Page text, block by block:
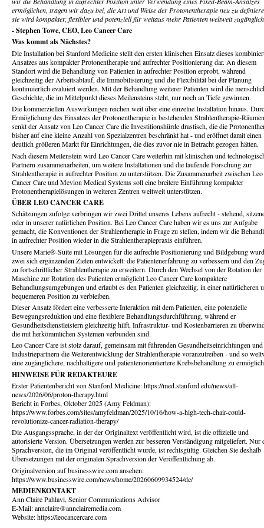
ermöglichen, tragen wir dazu bei, die Art und Weise der Protonentherapie neu zu
sie wird kompakter, flexibler und potenziell für weitaus mehr Patienten weltweit
- Stephen Towe, CEO, Leo Cancer Care
Was kommt als Nächstes?
Die Installation bei Stanford Medicine stellt den ersten klinischen Einsatz dieses
Ansatzes aus kompakter Protonentherapie und aufrechter Positionierung dar. An diesem
Standort wird die Behandlung von Patienten in aufrechter Position erprobt, während
gleichzeitig der Arbeitsablauf, die Immobilisierung und die Flexibilität bei der Planung
kontinuierlich evaluiert werden. Mit der Behandlung weiterer Patienten wird die
Geschichte, die im Mittelpunkt dieses Meilensteins steht, nur noch an Tiefe gewinnen.
Die kommerziellen Auswirkungen reichen weit über eine einzelne Installation hinaus.
Ermöglichung des Einsatzes der Protonentherapie in bestehenden Strahlentherapie-Räumen
senkt der Ansatz von Leo Cancer Care die Investitionshürde drastisch, die die
bisher auf eine kleine Anzahl von Spezialzentren beschränkt hat - und eröffnet damit einen
deutlich größeren Markt für Einrichtungen, die dies zuvor nie in Betracht gezogen hätten.
Nach diesem Meilenstein wird Leo Cancer Care weiterhin mit klinischen und
Partnern zusammenarbeiten, um weitere Installationen und die laufende Forschung zur
Strahlentherapie in aufrechter Position zu unterstützen. Die Zusammenarbeit zwischen Leo
Cancer Care und Mevion Medical Systems soll eine breitere Einführung kompakter
Protonentherapielösungen in weiteren Zentren weltweit unterstützen.
ÜBER LEO CANCER CARE
Schätzungen zufolge verbringen wir zwei Drittel unseres Lebens aufrecht - stehend,
oder in unserer natürlichen Position. Bei Leo Cancer Care haben wir es uns zur Aufgabe
gemacht, die Konventionen der Strahlentherapie in Frage zu stellen, indem wir die
in aufrechter Position wieder in die Strahlentherapiepraxis einführen.
Unsere Marie®-Suite mit Lösungen für die aufrechte Positionierung und Bildgebung
zwei sich ergänzenden Zielen entwickelt: die Patientenerfahrung zu verbessern und den
zu fortschrittlicher Strahlentherapie zu erweitern. Durch den Wechsel von der Rotation der
Maschine zur Rotation des Patienten ermöglicht Leo Cancer Care kompaktere
Behandlungsumgebungen und erlaubt es den Patienten gleichzeitig, in einer natürlicheren
bequemeren Position zu verbleiben.
Dieser Ansatz fördert eine verbesserte Interaktion mit dem Patienten, eine potenzielle
Bewegungsreduktion und eine flexiblere Behandlungsdurchführung, während er
Gesundheitsdienstleistern gleichzeitig hilft, Infrastruktur- und Kostenbarrieren zu
die mit herkömmlichen Systemen verbunden sind.
Leo Cancer Care ist stolz darauf, gemeinsam mit führenden Gesundheitseinrichtungen und
Industriepartnern die Weiterentwicklung der Strahlentherapie voranzutreiben - und so
eine zugänglichere, nachhaltigere und patientenorientiertere Krebsbehandlung zu
HINWEISE FÜR REDAKTEURE
Erster Patientenbericht von Stanford Medicine: https://med.stanford.edu/news/all-
news/2026/06/proton-therapy.html
Bericht in Forbes, Oktober 2025 (Amy Feldman):
https://www.forbes.com/sites/amyfeldman/2025/10/16/how-a-high-tech-chair-could-
revolutionize-cancer-radiation-therapy/
Die Ausgangssprache, in der der Originaltext veröffentlicht wird, ist die offizielle und
autorisierte Version. Übersetzungen werden zur besseren Verständigung mitgeliefert. Nur
Sprachversion, die im Original veröffentlicht wurde, ist rechtsgültig. Gleichen Sie deshalb
Übersetzungen mit der originalen Sprachversion der Veröffentlichung ab.
Originalversion auf businesswire.com ansehen:
https://www.businesswire.com/news/home/20260609934524/de/
MEDIENKONTAKT
Ann Claire Pahlavi, Senior Communications Advisor
E-Mail: annclaire@annclairemedia.com
Website: https://leocancercare.com